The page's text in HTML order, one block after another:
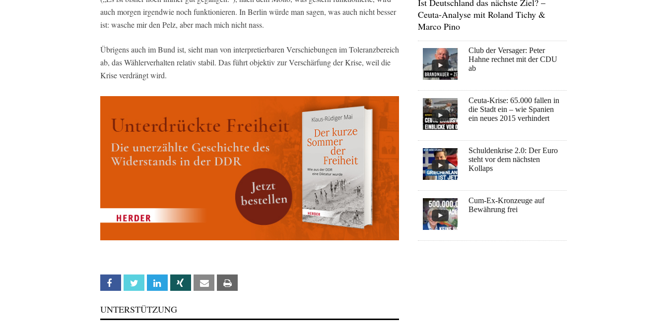
auch morgen irgendwie noch funktionieren. In Berlin würde man sagen, was auch nicht besser
ist: wasche mir den Pelz, aber mach mich nicht nass.
Übrigens auch im Bund ist, sieht man von interpretierbaren Verschiebungen im Toleranzbereich
ab, das Wählerverhalten relativ stabil. Das führt objektiv zur Verschärfung der Krise, weil die
Krise verdrängt wird.
Facebook Twitter Linkedin Xing Email
UNTERSTÜTZUNG
Ist Deutschland das nächste Ziel? –
Ceuta-Analyse mit Roland Tichy &
Marco Pino
Club der Versager: Peter
Hahne rechnet mit der CDU
ab
Ceuta-Krise: 65.000 fallen in
die Stadt ein – wie Spanien
ein neues 2015 verhindert
Schuldenkrise 2.0: Der Euro
steht vor dem nächsten
Kollaps
Cum-Ex-Kronzeuge auf
Bewährung frei